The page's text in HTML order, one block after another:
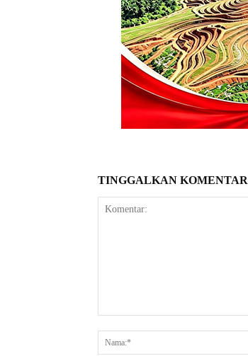
TINGGALKAN KOMENTAR